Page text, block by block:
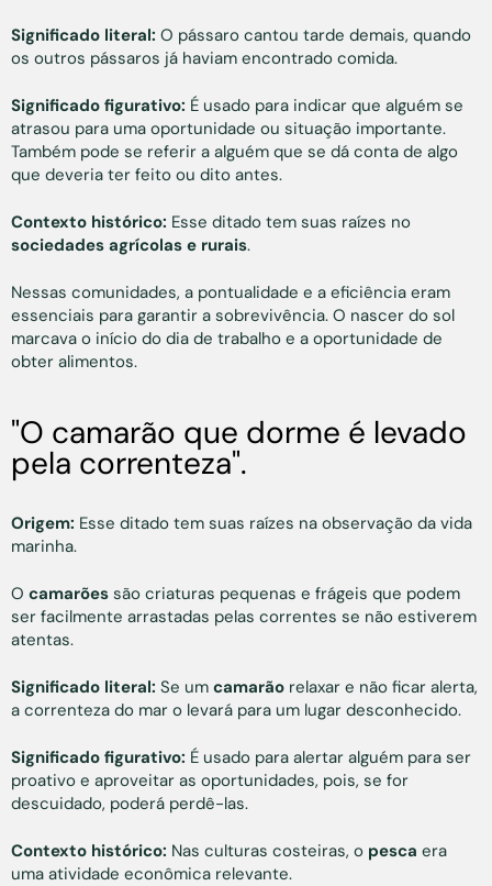
Significado literal: O pássaro cantou tarde demais, quando
os outros pássaros já haviam encontrado comida.
Significado figurativo: É usado para indicar que alguém se
atrasou para uma oportunidade ou situação importante.
Também pode se referir a alguém que se dá conta de algo
que deveria ter feito ou dito antes.
Contexto histórico: Esse ditado tem suas raízes no
sociedades agrícolas e rurais.
Nessas comunidades, a pontualidade e a eficiência eram
essenciais para garantir a sobrevivência. O nascer do sol
marcava o início do dia de trabalho e a oportunidade de
obter alimentos.
"O camarão que dorme é levado
pela correnteza".
Origem: Esse ditado tem suas raízes na observação da vida
marinha.
O camarões são criaturas pequenas e frágeis que podem
ser facilmente arrastadas pelas correntes se não estiverem
atentas.
Significado literal: Se um camarão relaxar e não ficar alerta,
a correnteza do mar o levará para um lugar desconhecido.
Significado figurativo: É usado para alertar alguém para ser
proativo e aproveitar as oportunidades, pois, se for
descuidado, poderá perdê-las.
Contexto histórico: Nas culturas costeiras, o pesca era
uma atividade econômica relevante.